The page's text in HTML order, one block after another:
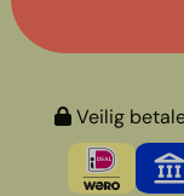
Veilig